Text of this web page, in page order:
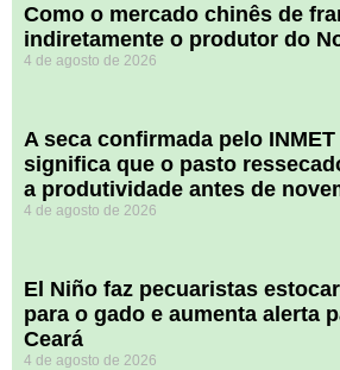
​Como o mercado chinês de
indiretamente o produtor do
4 de agosto de 2026
A seca confirmada pelo
significa que o pasto
a produtividade antes de
4 de agosto de 2026
El Niño faz pecuaristas
para o gado e aumenta alerta
Ceará
4 de agosto de 2026